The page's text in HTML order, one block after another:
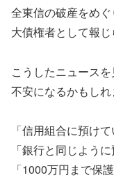
全東信の破産をめ
大債権者として報じ
こうしたニュース
不安になるかもしれ
「信用組合に預け
「銀行と同じよう
「1000万円まで保